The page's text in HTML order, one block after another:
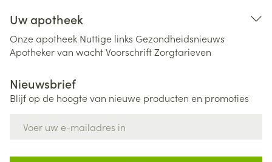
Uw apotheek
Onze apotheek Nuttige links Gezondheidsnieuws
Apotheker van wachtVoorschriftZorgtarieven
Nieuwsbrief
Blijf op de hoogte van nieuwe producten en promoties